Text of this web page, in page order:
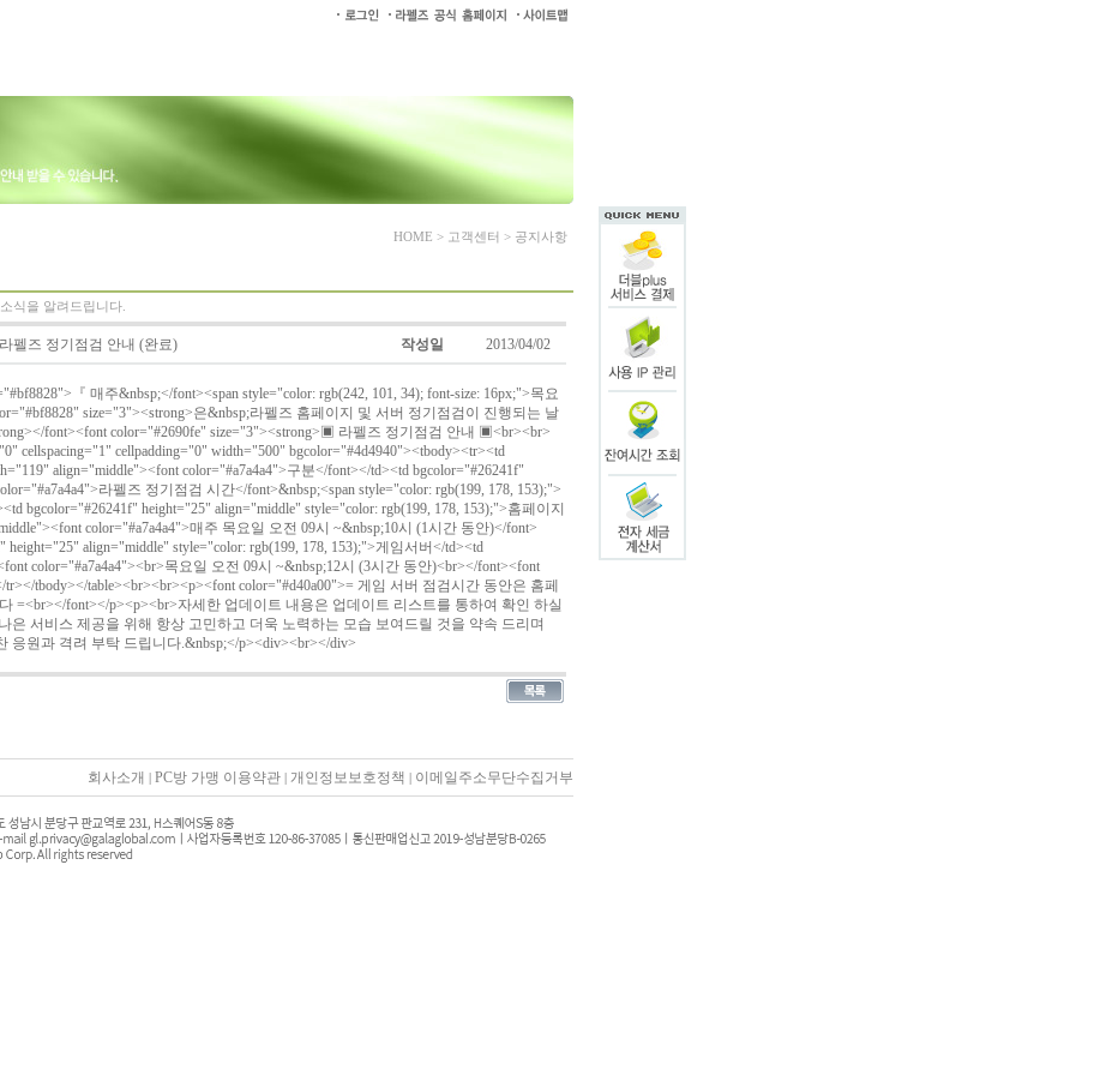
HOME > 고객센터 > 공지사항
식을 알려드립니다.
펠즈 정기점검 안내 (완료) 작성일 2013/04/02
『 매주&nbsp;</font><span style="color: rgb(242, 101, 34); font-size: 16px;">목요
size="3"><strong>은&nbsp;라펠즈 홈페이지 및 서버 정기점검이 진행되는 날
font><font color="#2690fe" size="3"><strong>▣ 라펠즈 정기점검 안내 ▣<br><br>
cellspacing="1" cellpadding="0" width="500" bgcolor="#4d4940"><tbody><tr><td
align="middle"><font color="#a7a4a4">구분</font></td><td bgcolor="#26241f"
라펠즈 정기점검 시간</font>&nbsp;<span style="color: rgb(199, 178, 153);">
bgcolor="#26241f" height="25" align="middle" style="color: rgb(199, 178, 153);">홈페이지
color="#a7a4a4">매주 목요일 오전 09시 ~&nbsp;10시 (1시간 동안)</font>
height="25" align="middle" style="color: rgb(199, 178, 153);">게임서버</td><td
color="#a7a4a4"><br>목요일 오전 09시 ~&nbsp;12시 (3시간 동안)<br></font><font
tr></tbody></table><br><br><p><font color="#d40a00">= 게임 서버 점검시간 동안은 홈페
=<br></font></p><p><br>자세한 업데이트 내용은 업데이트 리스트를 통하여 확인 하실
은 서비스 제공을 위해 항상 고민하고 더욱 노력하는 모습 보여드릴 것을 약속 드리며
응원과 격려 부탁 드립니다.&nbsp;</p><div><br></div>
회사소개 PC방 가맹 이용약관 개인정보보호정책 이메일주소무단수집거부